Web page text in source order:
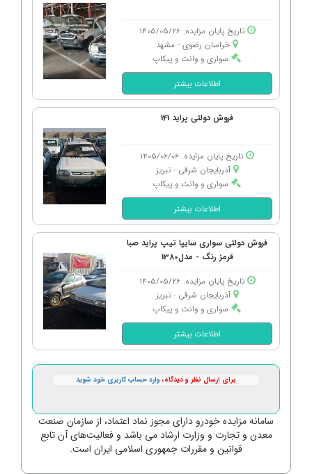
تاریخ پایان مزایده: 1405/05/26
خراسان رضوی - مشهد
سواری و وانت و پیکاپ
اطلاعات بیشتر
فروش دولتی پراید 141
تاریخ پایان مزایده: 1405/06/06
آذربایجان شرقی - تبریز
سواری و وانت و پیکاپ
اطلاعات بیشتر
فروش دولتی سواری سایپا تیپ پراید صبا
قرمز رنگ - مدل1380
تاریخ پایان مزایده: 1405/05/26
آذربایجان شرقی - تبریز
سواری و وانت و پیکاپ
اطلاعات بیشتر
برای ارسال نظر و دیدگاه، وارد حساب کاربری خود شوید
سامانه مزایده خودرو دارای مجوز نماد اعتماد، از سازمان صنعت
معدن و تجارت و وزارت ارشاد می باشد و فعالیت‌های آن تابع
قوانین و مقررات جمهوری اسلامی ایران است.